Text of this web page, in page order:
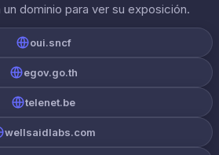
dominio para ver su exposición.
oui.sncf
egov.go.th
telenet.be
wellsaidlabs.com